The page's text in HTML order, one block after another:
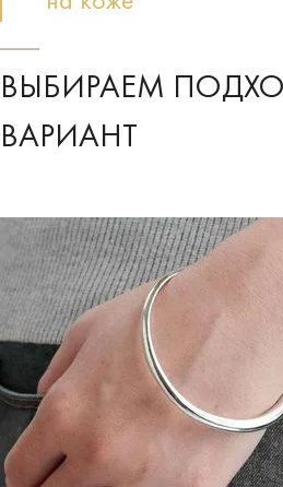
ВЫБИРАЕМ
ВАРИАНТ